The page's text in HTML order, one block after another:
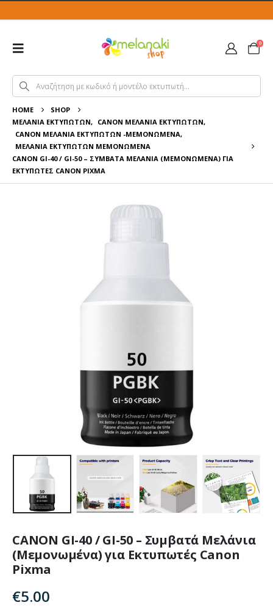
0
HOME
SHOP
ΜΕΛΆΝΙΑ ΕΚΤΥΠΩΤΏΝ, CANON ΜΕΛΆΝΙΑ ΕΚΤΥΠΩΤΏΝ,
CANON ΜΕΛΆΝΙΑ ΕΚΤΥΠΩΤΏΝ -ΜΕΜΟΝΩΜΈΝΑ,
ΜΕΛΆΝΙΑ ΕΚΤΥΠΩΤΏΝ ΜΕΜΟΝΩΜΈΝΑ
CANON GI-40 / GI-50 – ΣΥΜΒΑΤΆ ΜΕΛΆΝΙΑ (ΜΕΜΟΝΩΜΈΝΑ) ΓΙΑ
ΕΚΤΥΠΩΤΈΣ CANON PIXMA
CANON GI-40 / GI-50 – Συμβατά Μελάνια
(Μεμονωμένα) για Εκτυπωτές Canon
Pixma
€5.00